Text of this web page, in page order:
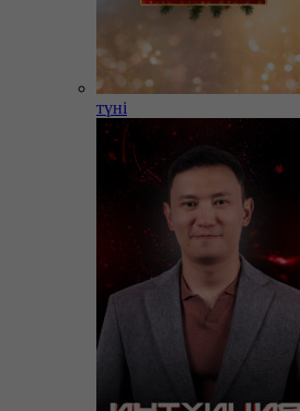
түні